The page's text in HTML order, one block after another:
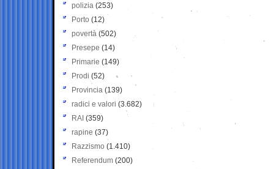
polizia (253)
Porto (12)
povertà (502)
Presepe (14)
Primarie (149)
Prodi (52)
Provincia (139)
radici e valori (3.682)
RAI (359)
rapine (37)
Razzismo (1.410)
Referendum (200)